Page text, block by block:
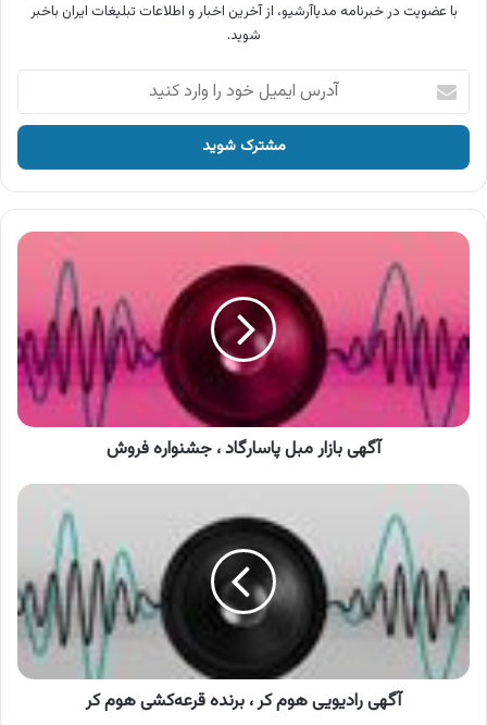
با عضویت در خبرنامه مدیاآرشیو، از آخرین اخبار و اطلاعات تبلیغات ایران باخبر
شوید.
آدرس
ایمیل
خود
وارد
کنید
آگهی
پاسارگاد
،
جشنواره
فروش
آگهی بازار مبل پاسارگاد ، جشنواره فروش
آگهی
،
برنده
قرعه‌کشی
هوم
کر
آگهی رادیویی هوم کر ، برنده قرعه‌کشی هوم کر